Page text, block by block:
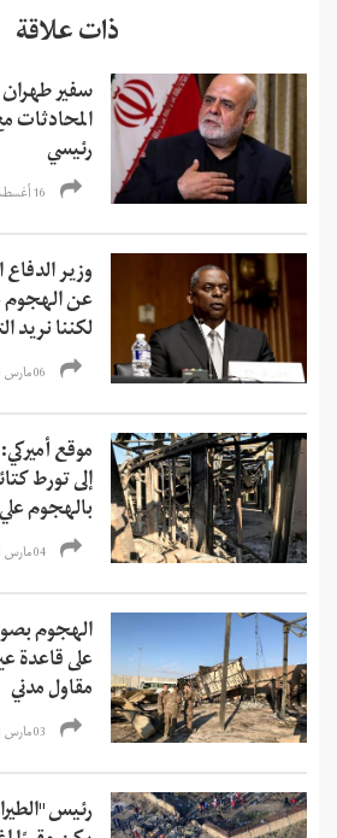
ذات علاقة
سفير
المحادثات
رئيسي
16 أغسطس 2021
وزير
عن الهجوم
لكننا نريد
06 مارس 2021
موقع
إلى تورط
بالهجوم
04 مارس 2021
الهجوم
على قاعدة
مقاول مدني
03 مارس 2021
رئيس